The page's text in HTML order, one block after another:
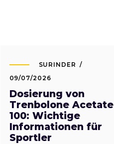
SURINDER
09/07/2026
Dosierung von
Trenbolone Acetate
100: Wichtige
Informationen für
Sportler